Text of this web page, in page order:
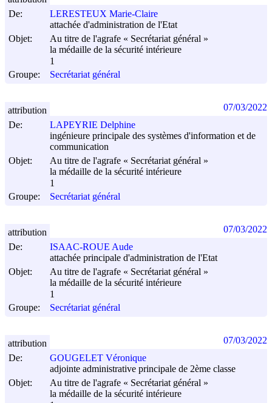
De:
LERESTEUX Marie-Claire
attachée d'administration de l'Etat
Objet:
Au titre de l'agrafe « Secrétariat général »
la médaille de la sécurité intérieure
1
Groupe:
Secrétariat général
De:
LAPEYRIE Delphine
ingénieure principale des systèmes d'information et de
communication
Objet:
Au titre de l'agrafe « Secrétariat général »
la médaille de la sécurité intérieure
1
Groupe:
Secrétariat général
attribution 07/03/2022
De:
ISAAC-ROUE Aude
attachée principale d'administration de l'Etat
Objet:
Au titre de l'agrafe « Secrétariat général »
la médaille de la sécurité intérieure
1
Groupe:
Secrétariat général
attribution 07/03/2022
De:
GOUGELET Véronique
adjointe administrative principale de 2ème classe
Objet:
Au titre de l'agrafe « Secrétariat général »
la médaille de la sécurité intérieure
attribution 07/03/2022